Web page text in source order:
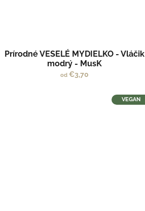
Prírodné VESELÉ MYDIELKO - Vláčik
modrý - MusK
od€3,70
VEGAN